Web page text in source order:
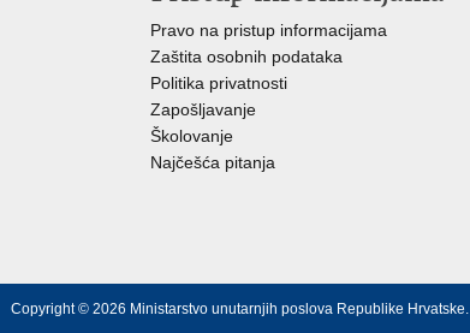
Pravo na pristup informacijama
Zaštita osobnih podataka
Politika privatnosti
Zapošljavanje
Školovanje
Najčešća pitanja
Copyright © 2026 Ministarstvo unutarnjih poslova Republike Hrvatske.